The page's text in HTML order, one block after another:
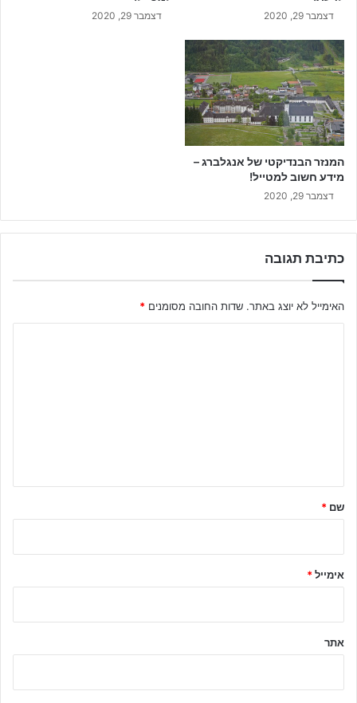
דצמבר 29, 2020 דצמבר 29, 2020
המנזר הבנדיקטי של אנגלברג –
מידע חשוב למטייל!
דצמבר 29, 2020
כתיבת תגובה
האימייל לא יוצג באתר. שדות החובה מסומנים *
ל
שם *
אימייל*
אתר